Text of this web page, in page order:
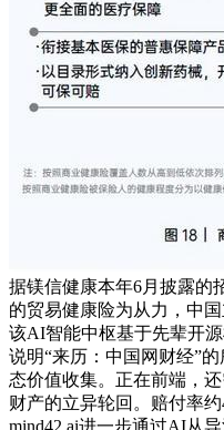
据镁信健康本年6月披露的
的贸易健康险为从力，中
该AI智能中枢基于先辈开
说明“来历：中国网财经”
态价值收集。正在前端，
财产的立异轮回。赔付率
mind42.ai进一步通过AI从